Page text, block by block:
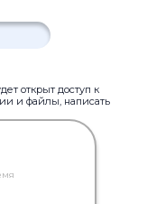
открыт доступ к
и файлы, написать